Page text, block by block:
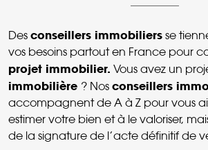
Des conseillers immobiliers se
vos besoins partout en France pour
projet immobilier. Vous avez un
immobilière ? Nos conseillers
accompagnent de A à Z pour vous
estimer votre bien et à le valoriser,
de la signature de l’acte définitif de